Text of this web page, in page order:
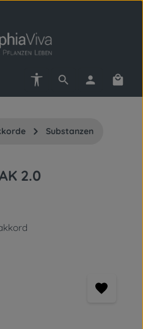
Werkzeugleiste anzeigen
Substanzen
2.0